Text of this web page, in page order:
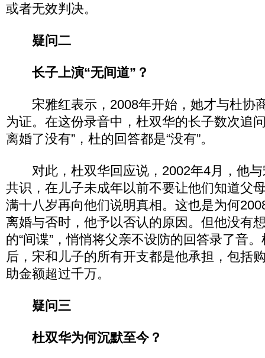
或者无效判决。
疑问二
长子上演“无间道”？
宋雅红表示，2008年开始，她才与杜协
为证。在这份录音中，杜双华的长子数次追
离婚了没有”，杜的回答都是“没有”。
对此，杜双华回应说，2002年4月，他与
共识，在儿子未成年以前不要让他们知道父
满十八岁再向他们说明真相。这也是为何
离婚与否时，他予以否认的原因。但他没有
的“间谍”，悄悄将父亲不设防的回答录了音
后，宋和儿子的所有开支都是他承担，包括
助金额超过千万。
疑问三
杜双华为何沉默至今？